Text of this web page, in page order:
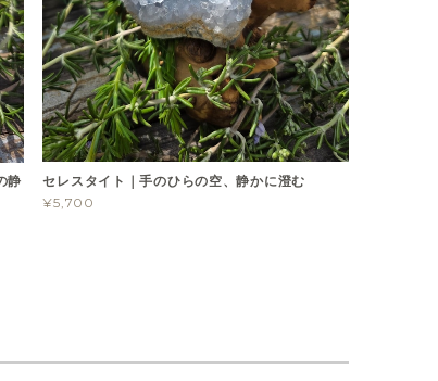
静
セレスタイト｜手のひらの空、静かに澄む
¥5,700